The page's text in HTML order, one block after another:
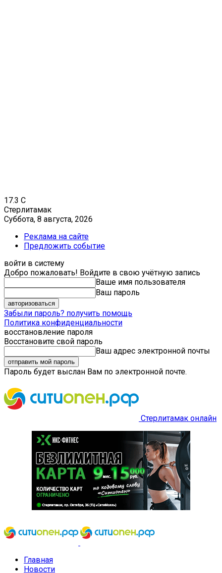
17.3 C
Стерлитамак
Суббота, 8 августа, 2026
Реклама на сайте
Предложить событие
войти в систему
Добро пожаловать! Войдите в свою учётную запись
Ваше имя пользователя
Ваш пароль
Забыли пароль? получить помощь
Политика конфиденциальности
восстановление пароля
Восстановите свой пароль
Ваш адрес электронной почты
Пароль будет выслан Вам по электронной почте.
Стерлитамак онлайн
Главная
Новости